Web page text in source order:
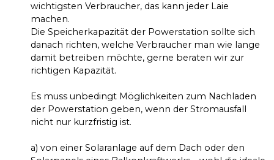
wichtigsten Verbraucher, das kann jeder Laie
machen.
Die Speicherkapazität der Powerstation sollte sich
danach richten, welche Verbraucher man wie lange
damit betreiben möchte, gerne beraten wir zur
richtigen Kapazität.
Es muss unbedingt Möglichkeiten zum Nachladen
der Powerstation geben, wenn der Stromausfall
nicht nur kurzfristig ist.
a) von einer Solaranlage auf dem Dach oder den